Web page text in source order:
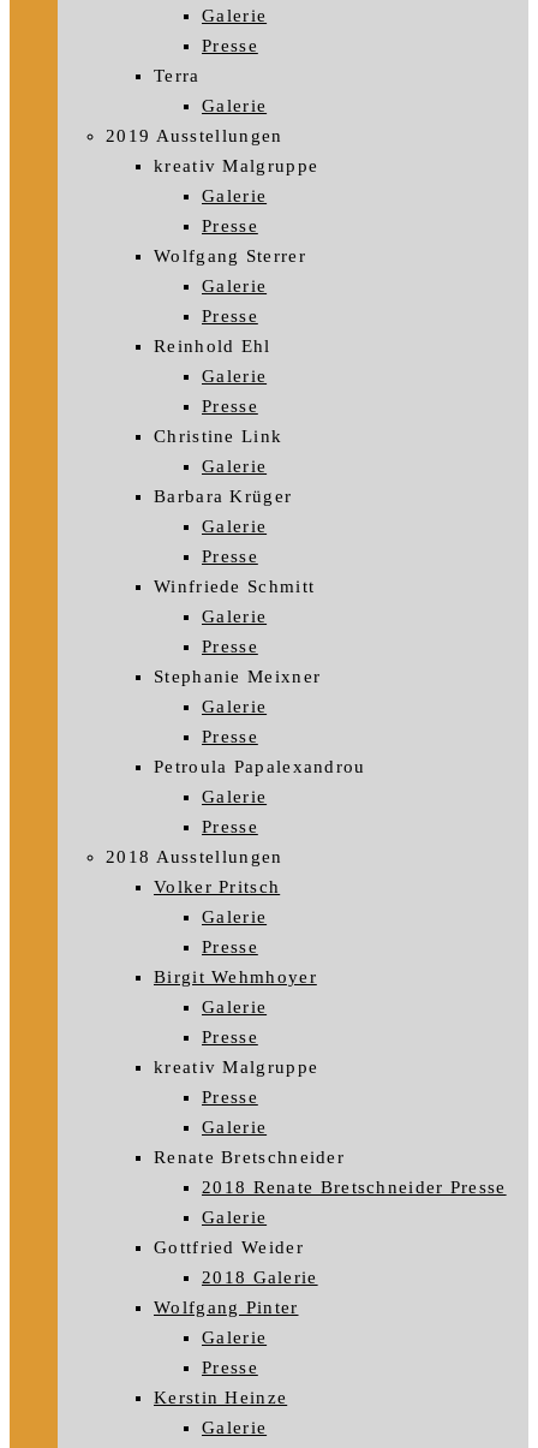
Galerie
Presse
Terra
Galerie
2019 Ausstellungen
kreativ Malgruppe
Galerie
Presse
Wolfgang Sterrer
Galerie
Presse
Reinhold Ehl
Galerie
Presse
Christine Link
Galerie
Barbara Krüger
Galerie
Presse
Winfriede Schmitt
Galerie
Presse
Stephanie Meixner
Galerie
Presse
Petroula Papalexandrou
Galerie
Presse
2018 Ausstellungen
Volker Pritsch
Galerie
Presse
Birgit Wehmhoyer
Galerie
Presse
kreativ Malgruppe
Presse
Galerie
Renate Bretschneider
2018 Renate Bretschneider Presse
Galerie
Gottfried Weider
2018 Galerie
Wolfgang Pinter
Galerie
Presse
Kerstin Heinze
Galerie